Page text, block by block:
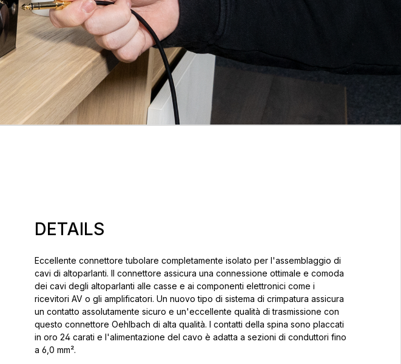
DETAILS
Eccellente connettore tubolare completamente isolato per l'assemblaggio di
cavi di altoparlanti. Il connettore assicura una connessione ottimale e comoda
dei cavi degli altoparlanti alle casse e ai componenti elettronici come i
ricevitori AV o gli amplificatori. Un nuovo tipo di sistema di crimpatura assicura
un contatto assolutamente sicuro e un'eccellente qualità di trasmissione con
questo connettore Oehlbach di alta qualità. I contatti della spina sono placcati
in oro 24 carati e l'alimentazione del cavo è adatta a sezioni di conduttori fino
a 6,0 mm².